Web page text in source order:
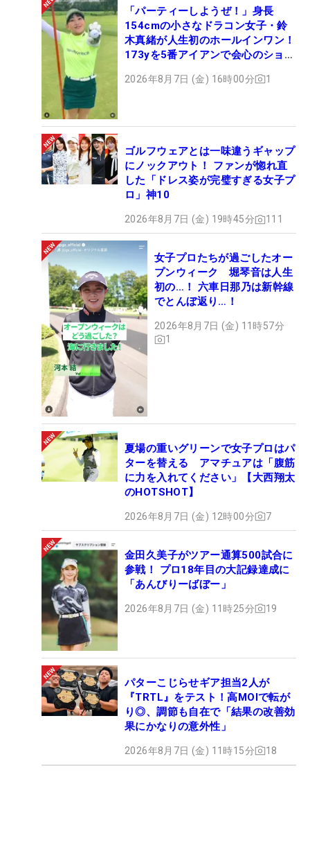
「パーティーしようぜ！」身長
154cmの小さなドラコン女子・鈴
木真緒が人生初のホールインワン！
173yを5番アイアンで会心のショッ
2026年8月7日 (金) 16時00分 1
ゴルフウェアとは一味違うギャップ
にノックアウト！ ファンが惚れ直
した「ドレス姿が完璧すぎる女子プ
ロ」神10
2026年8月7日 (金) 19時45分 111
女子プロたちが過ごしたオー
プンウィーク 堀琴音は人生
初の…！ 六車日那乃は新幹線
でとんぼ返り…！
2026年8月7日 (金) 11時57分
1
夏場の重いグリーンで女子プロはパ
ターを替える アマチュアは「腹筋
に力を入れてください」【大西翔太
のHOTSHOT】
2026年8月7日 (金) 12時00分 7
金田久美子がツアー通算500試合に
参戦！ プロ18年目の大記録達成に
「あんびりーばぼー」
2026年8月7日 (金) 11時25分 19
パターこじらせギア担当2人が
『TRTL』をテスト！高MOIで転が
り◎、調節も自在で「結果の改善効
果にかなりの意外性」
2026年8月7日 (金) 11時15分 18